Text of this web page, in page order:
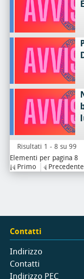
Risultati 1 - 8 su 99
Elementi per pagina 8
Primo
Precedente
Contatti
Indirizzo
Contatti
Indirizzo PEC